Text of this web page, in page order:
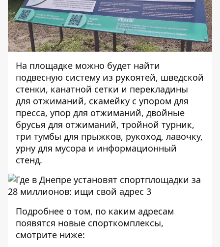
На площадке можно будет найти
подвесную систему из рукоятей, шведской
стенки, канатной сетки и перекладины
для отжиманий, скамейку с упором для
пресса, упор для отжиманий, двойные
брусья для отжиманий, тройной турник,
три тумбы для прыжков, рукоход, лавочку,
урну для мусора и информационный
стенд.
Подробнее о том, по каким адресам
появятся новые спорткомплексы,
смотрите ниже: